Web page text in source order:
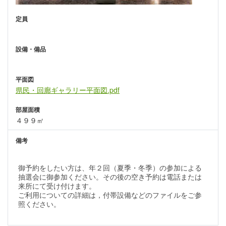
定員
設備・備品
平面図
県民・回廊ギャラリー平面図.pdf
部屋面積
４９９㎡
備考
御予約をしたい方は、年２回（夏季・冬季）の参加による
抽選会に御参加ください。その後の空き予約は電話または
来所にて受け付けます。
ご利用についての詳細は，付帯設備などのファイルをご参
照ください。